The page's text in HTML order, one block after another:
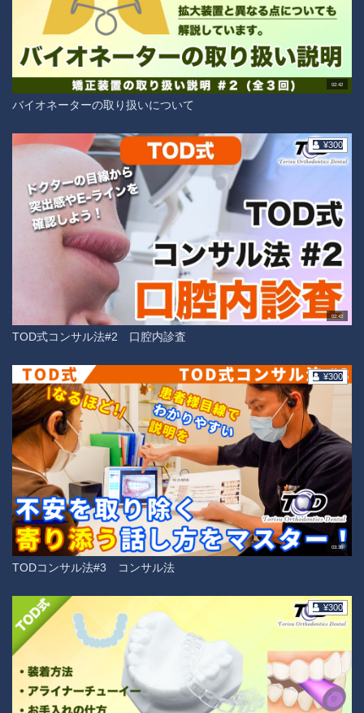
02:42
バイオネーターの取り扱いについて
02:42
TOD式コンサル法#2 口腔内診査
¥300
03:30
TODコンサル法#3 コンサル法
¥300
¥300